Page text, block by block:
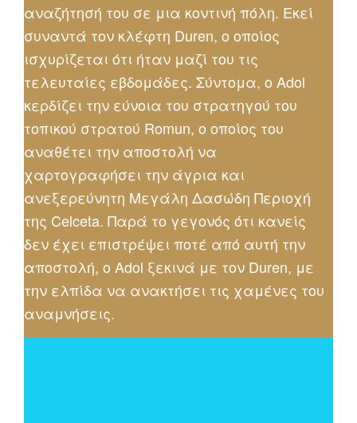
αναζήτησή του σε μια κοντινή πόλη. Εκεί
συναντά τον κλέφτη Duren, ο οποίος
ισχυρίζεται ότι ήταν μαζί του τις
τελευταίες εβδομάδες. Σύντομα, ο Adol
κερδίζει την εύνοια του στρατηγού του
τοπικού στρατού Romun, ο οποίος του
αναθέτει την αποστολή να
χαρτογραφήσει την άγρια και
ανεξερεύνητη Μεγάλη Δασώδη Περιοχή
της Celceta. Παρά το γεγονός ότι κανείς
δεν έχει επιστρέψει ποτέ από αυτή την
αποστολή, ο Adol ξεκινά με τον Duren, με
την ελπίδα να ανακτήσει τις χαμένες του
αναμνήσεις.